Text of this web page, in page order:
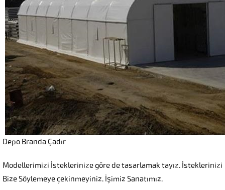
Depo Branda Çadır
Modellerimizi İsteklerinize göre de tasarlamak tayız. İsteklerinizi
Bize Söylemeye çekinmeyiniz. İşimiz Sanatımız.